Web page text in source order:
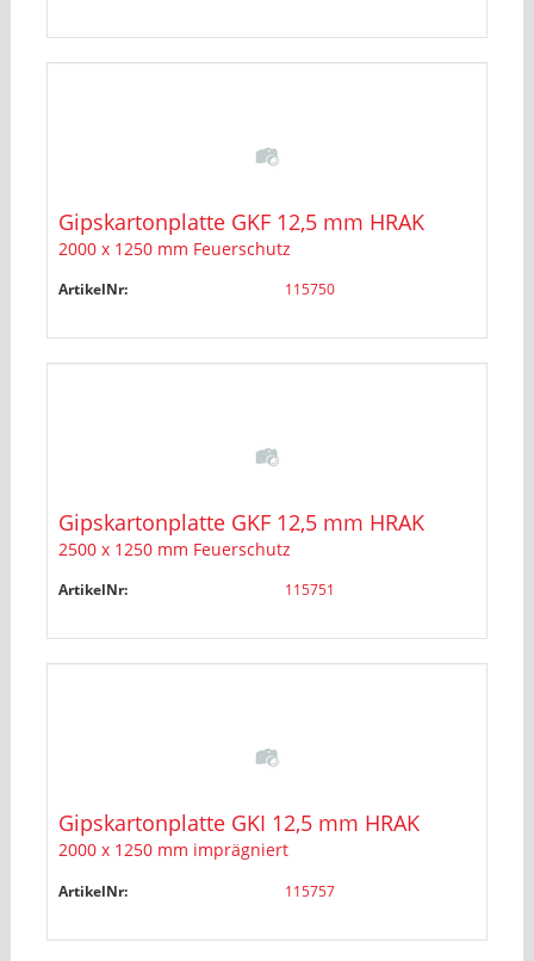
Gipskartonplatte GKF 12,5 mm HRAK
2000 x 1250 mm Feuerschutz
ArtikelNr: 115750
Gipskartonplatte GKF 12,5 mm HRAK
2500 x 1250 mm Feuerschutz
ArtikelNr: 115751
Gipskartonplatte GKI 12,5 mm HRAK
2000 x 1250 mm imprägniert
ArtikelNr: 115757